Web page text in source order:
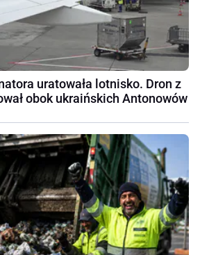
uratowała lotnisko. Dron z
obok ukraińskich Antonowów